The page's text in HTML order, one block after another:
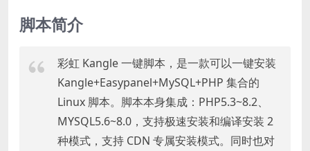
脚本简介
彩虹 Kangle 一键脚本，是一款可以一键安装
Kangle+Easypanel+MySQL+PHP 集合的
Linux 脚本。脚本本身集成：PHP5.3~8.2、
MYSQL5.6~8.0，支持极速安装和编译安装 2
种模式，支持 CDN 专属安装模式。同时也对